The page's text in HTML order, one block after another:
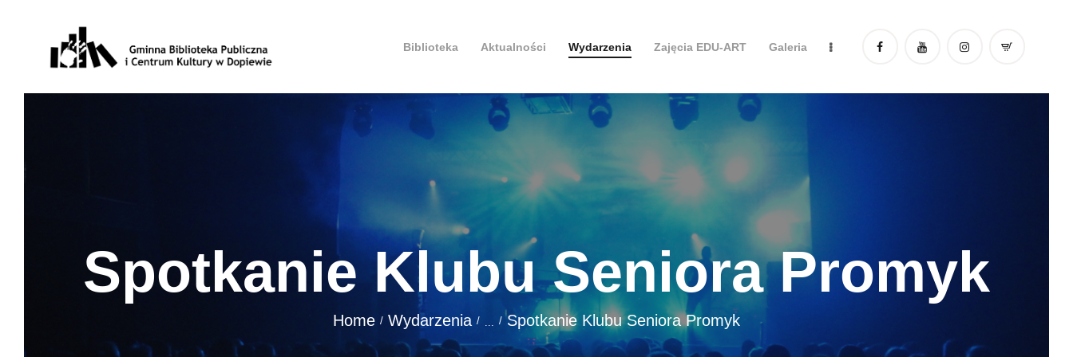
Biblioteka Aktualności Wydarzenia Zajęcia EDU-ART Galeria
Spotkanie Klubu Seniora Promyk
Home Wydarzenia Spotkanie Klubu Seniora Promyk